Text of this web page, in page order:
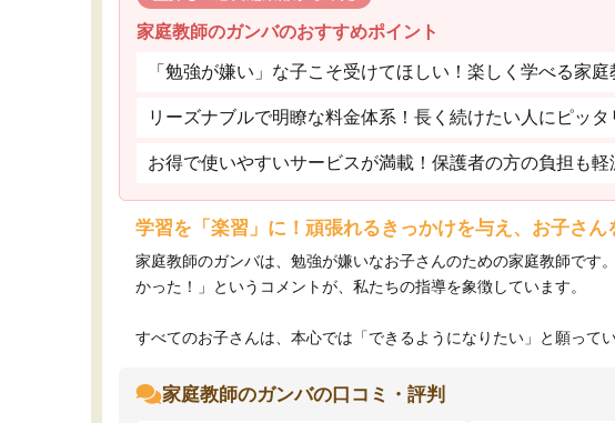
家庭教師のガンバのおすすめポイント
「勉強が嫌い」な子こそ受けてほしい！楽しく学べる家庭
リーズナブルで明瞭な料金体系！長く続けたい人にピッタ
お得で使いやすいサービスが満載！保護者の方の負担も軽
学習を「楽習」に！頑張れるきっかけを与え、お子さ
家庭教師のガンバは、勉強が嫌いなお子さんのための家庭教師で
かった！」というコメントが、私たちの指導を象徴しています。
すべてのお子さんは、本心では「できるようになりたい」と願ってい
家庭教師のガンバの口コミ・評判